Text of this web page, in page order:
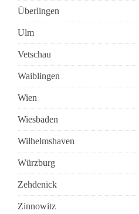
Überlingen
Ulm
Vetschau
Waiblingen
Wien
Wiesbaden
Wilhelmshaven
Würzburg
Zehdenick
Zinnowitz